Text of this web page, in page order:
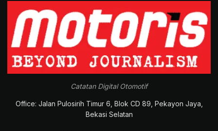
Catatan Digital Otomotif
Office: Jalan Pulosirih Timur 6, Blok CD 89, Pekayon Jaya,
Bekasi Selatan